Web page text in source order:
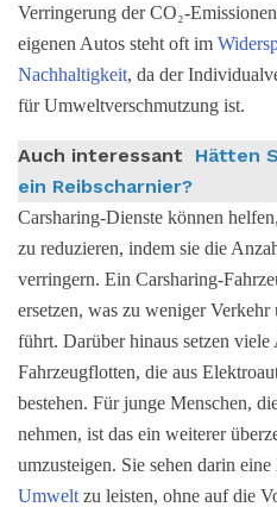
Verringerung der CO₂-
eigenen Autos steht oft im
Nachhaltigkeit, da der
für Umweltverschmutzung ist.
Auch interessant
Hätten
ein Reibscharnier?
Carsharing-Dienste können
zu reduzieren, indem sie die
verringern. Ein Carsharing-
ersetzen, was zu weniger
führt. Darüber hinaus setzen
Fahrzeugflotten, die aus
bestehen. Für junge Menschen,
nehmen, ist das ein weiterer
umzusteigen. Sie sehen darin
Umwelt zu leisten, ohne auf die